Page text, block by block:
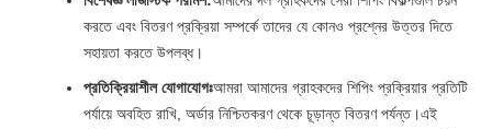
করতে এবং বিতরণ প্রক্রিয়া সম্পর্কে তাদের যে কোনও প্রশ্নের উত্তর দিতে
সহায়তা করতে উপলব্ধ।
প্রতিক্রিয়াশীল যোগাযোগঃআমরা আমাদের গ্রাহকদের শিপিং প্রক্রিয়ার প্রতিটি
পর্যায়ে অবহিত রাখি, অর্ডার নিশ্চিতকরণ থেকে চূড়ান্ত বিতরণ পর্যন্ত।এই